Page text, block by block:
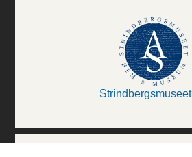
Strindbergsmuseet